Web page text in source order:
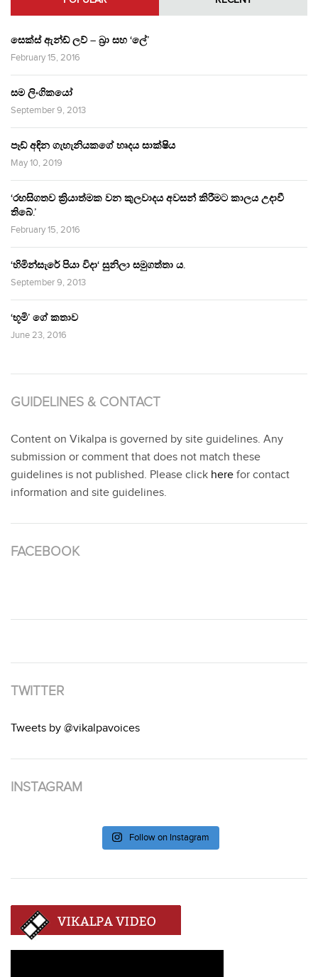
සෙක්ස් ඇන්ඩ් ලව් – බ්‍රා සහ ‘ලේ’
February 15, 2016
සම ලිංගිකයෝ
September 9, 2013
පෑඩ් අඳින ගැහැනියකගේ හෘදය සාක්ෂිය
May 10, 2019
‘රහසිගතව ක්‍රියාත්මක වන කුලවාදය අවසන් කිරීමට කාලය උදාවී
තිබේ.’
February 15, 2016
‘හිමින්සැරේ පියා විදා‘ සුනිලා සමුගත්තා ය.
September 9, 2013
‘භූමි’ ගේ කතාව
June 23, 2016
GUIDELINES & CONTACT
Content on Vikalpa is governed by site guidelines. Any
submission or comment that does not match these
guidelines is not published. Please click here for contact
information and site guidelines.
FACEBOOK
TWITTER
Tweets by @vikalpavoices
INSTAGRAM
Follow on Instagram